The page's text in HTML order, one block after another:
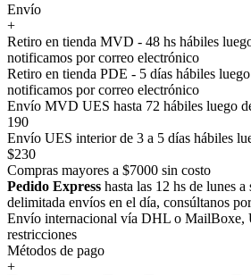
Envío
+
Retiro en tienda MVD - 48 hs hábiles
notificamos por correo electrónico
Retiro en tienda PDE - 5 días hábiles
notificamos por correo electrónico
Envío MVD UES hasta 72 hábiles luego
190
Envío UES interior de 3 a 5 días hábiles
$230
Compras mayores a $7000 sin costo
Pedido Express hasta las 12 hs de lunes a
delimitada envíos en el día, consúltanos
Envío internacional vía DHL o MailBoxe,
restricciones
Métodos de pago
+